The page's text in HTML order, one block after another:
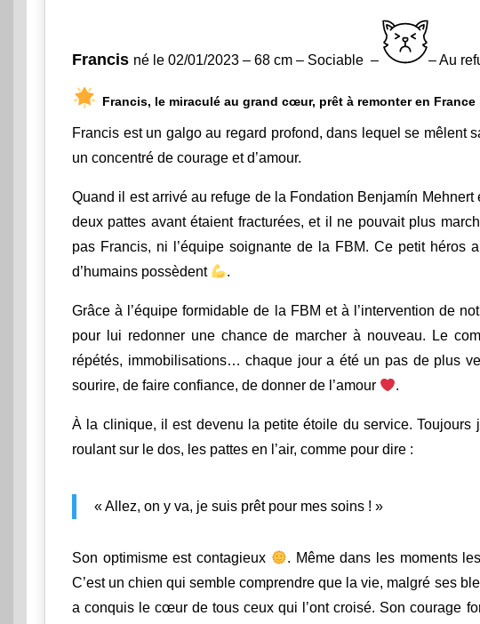
Francis né le 02/01/2023 – 68 cm – Sociable – – Au
Francis, le miraculé au grand cœur, prêt à remonter en France
Francis est un galgo au regard profond, dans lequel se mêlent
un concentré de courage et d’amour.
Quand il est arrivé au refuge de la Fondation Benjamín
deux pattes avant étaient fracturées, et il ne pouvait plus
pas Francis, ni l’équipe soignante de la FBM. Ce petit
d’humains possèdent
.
Grâce à l’équipe formidable de la FBM et à l’intervention de
pour lui redonner une chance de marcher à nouveau. Le
répétés, immobilisations… chaque jour a été un pas de plus
sourire, de faire confiance, de donner de l’amour
.
À la clinique, il est devenu la petite étoile du service. Toujours
roulant sur le dos, les pattes en l’air, comme pour dire :
« Allez, on y va, je suis prêt pour mes soins ! »
Son optimisme est contagieux
. Même dans les moments
C’est un chien qui semble comprendre que la vie, malgré ses
a conquis le cœur de tous ceux qui l’ont croisé. Son courage